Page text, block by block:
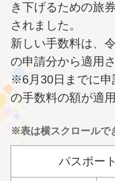
き下げるための旅
されました。
新しい手数料は、
の申請分から適用
※6月30日までに申
の手数料の額が適
※表は横スクロールで
パスポー